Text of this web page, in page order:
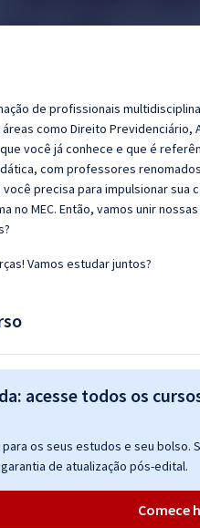
de profissionais
como Direito Previdenciário,
você já conhece e que é
com professores
precisa para impulsionar sua
no MEC. Então, vamos unir
Vamos estudar juntos?
acesse todos os
os seus estudos e seu bolso.
de atualização pós-edital.
Comece